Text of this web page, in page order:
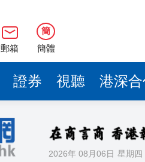
郵箱
簡
簡體
證券 視聽 港深
2026年 08月06日 星期四